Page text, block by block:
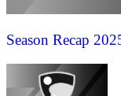
Season Recap